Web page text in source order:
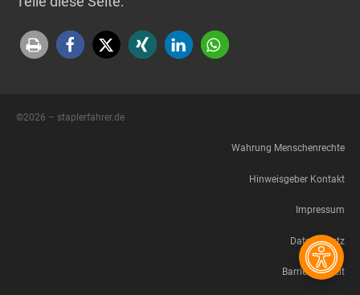
©2026 – staplerfahrer.de
Wahrung Menschenrechte
Hinweisgeber Kontakt
Impressum
Datenschutz
Barrierefreiheit